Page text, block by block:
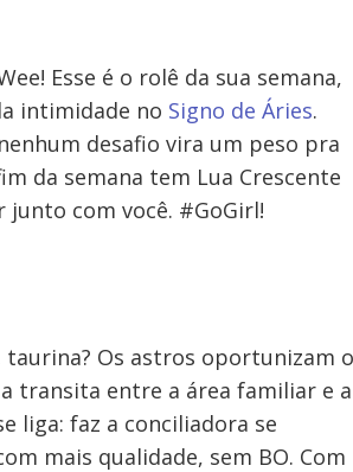
Esse é o rolê da sua semana,
intimidade no Signo de Áries.
desafio vira um peso pra
da semana tem Lua Crescente
com você. #GoGirl!
Os astros oportunizam o
transita entre a área familiar e a
liga: faz a conciliadora se
mais qualidade, sem BO. Com